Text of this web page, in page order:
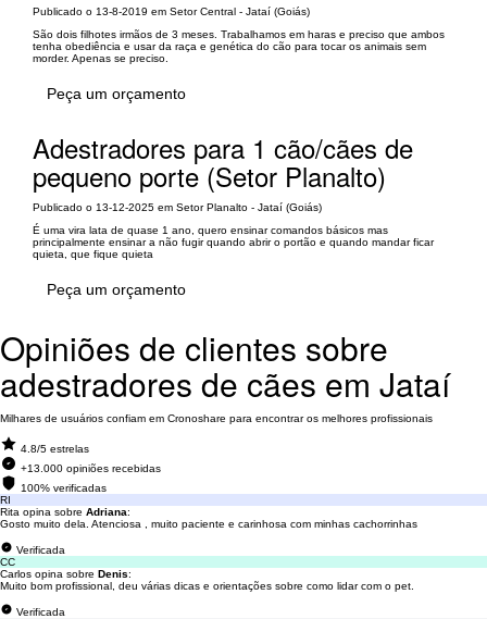
Publicado o 13-8-2019 em Setor Central - Jataí (Goiás)
São dois filhotes irmãos de 3 meses. Trabalhamos em haras e preciso que ambos
tenha obediência e usar da raça e genética do cão para tocar os animais sem
morder. Apenas se preciso.
Peça um orçamento
Adestradores para 1 cão/cães de
pequeno porte (Setor Planalto)
Publicado o 13-12-2025 em Setor Planalto - Jataí (Goiás)
É uma vira lata de quase 1 ano, quero ensinar comandos básicos mas
principalmente ensinar a não fugir quando abrir o portão e quando mandar ficar
quieta, que fique quieta
Peça um orçamento
Opiniões de clientes sobre
adestradores de cães em Jataí
Milhares de usuários confiam em Cronoshare para encontrar os melhores profissionais
4.8/5 estrelas
+13.000 opiniões recebidas
100% verificadas
RI
Rita opina sobre Adriana:
Gosto muito dela. Atenciosa , muito paciente e carinhosa com minhas cachorrinhas
Verificada
CC
Carlos opina sobre Denis:
Muito bom profissional, deu várias dicas e orientações sobre como lidar com o pet.
Verificada